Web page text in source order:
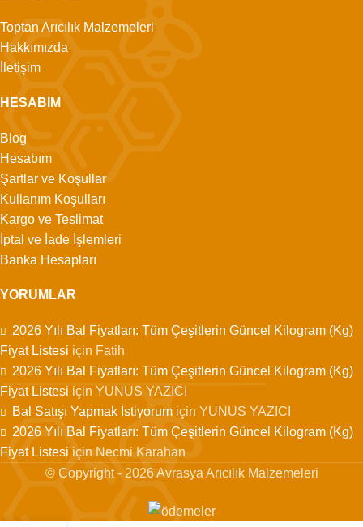
Toptan Arıcılık Malzemeleri
Hakkımızda
İletişim
HESABIM
Blog
Hesabım
Şartlar ve Koşullar
Kullanım Koşulları
Kargo ve Teslimat
İptal ve İade İşlemleri
Banka Hesapları
YORUMLAR
2026 Yılı Bal Fiyatları: Tüm Çeşitlerin Güncel Kilogram (Kg)
Fiyat Listesi için Fatih
2026 Yılı Bal Fiyatları: Tüm Çeşitlerin Güncel Kilogram (Kg)
Fiyat Listesi için YUNUS YAZICI
Bal Satışı Yapmak İstiyorum için YUNUS YAZICI
2026 Yılı Bal Fiyatları: Tüm Çeşitlerin Güncel Kilogram (Kg)
Fiyat Listesi için Necmi Karahan
© Copyright - 2026 Avrasya Arıcılık Malzemeleri